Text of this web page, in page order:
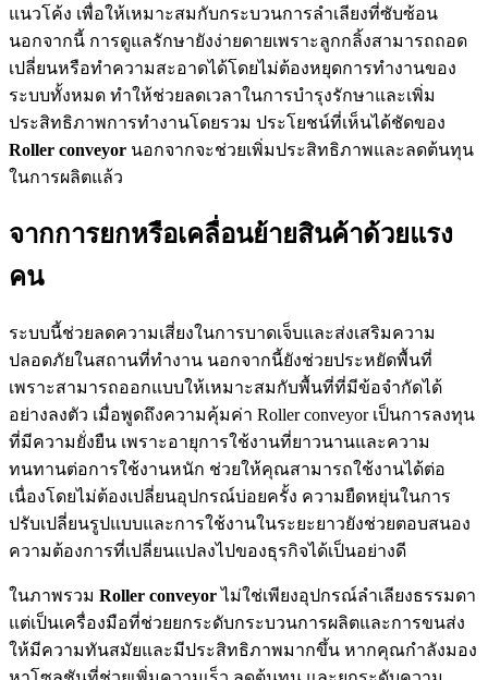
แนวโค้ง เพื่อให้เหมาะสมกับกระบวนการลำเลียงที่ซับซ้อน
นอกจากนี้ การดูแลรักษายังง่ายดายเพราะลูกกลิ้งสามารถถอด
เปลี่ยนหรือทำความสะอาดได้โดยไม่ต้องหยุดการทำงานของ
ระบบทั้งหมด ทำให้ช่วยลดเวลาในการบำรุงรักษาและเพิ่ม
ประสิทธิภาพการทำงานโดยรวม ประโยชน์ที่เห็นได้ชัดของ
Roller conveyor นอกจากจะช่วยเพิ่มประสิทธิภาพและลดต้นทุน
ในการผลิตแล้ว
จากการยกหรือเคลื่อนย้ายสินค้าด้วยแรง
คน
ระบบนี้ช่วยลดความเสี่ยงในการบาดเจ็บและส่งเสริมความ
ปลอดภัยในสถานที่ทำงาน นอกจากนี้ยังช่วยประหยัดพื้นที่
เพราะสามารถออกแบบให้เหมาะสมกับพื้นที่ที่มีข้อจำกัดได้
อย่างลงตัว เมื่อพูดถึงความคุ้มค่า Roller conveyor เป็นการลงทุน
ที่มีความยั่งยืน เพราะอายุการใช้งานที่ยาวนานและความ
ทนทานต่อการใช้งานหนัก ช่วยให้คุณสามารถใช้งานได้ต่อ
เนื่องโดยไม่ต้องเปลี่ยนอุปกรณ์บ่อยครั้ง ความยืดหยุ่นในการ
ปรับเปลี่ยนรูปแบบและการใช้งานในระยะยาวยังช่วยตอบสนอง
ความต้องการที่เปลี่ยนแปลงไปของธุรกิจได้เป็นอย่างดี
ในภาพรวม Roller conveyorไม่ใช่เพียงอุปกรณ์ลำเลียงธรรมดา
แต่เป็นเครื่องมือที่ช่วยยกระดับกระบวนการผลิตและการขนส่ง
ให้มีความทันสมัยและมีประสิทธิภาพมากขึ้น หากคุณกำลังมอง